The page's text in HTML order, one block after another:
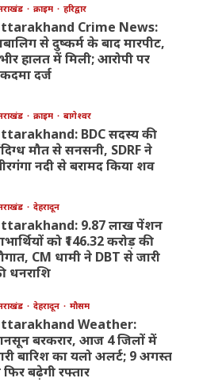
क्राइम हरिद्वार
Crime News:
से दुष्कर्म के बाद मारपीट,
हालत में मिली; आरोपी पर
दर्ज
क्राइम बागेश्वर
BDC सदस्य की
मौत से सनसनी, SDRF ने
नदी से बरामद किया शव
देहरादून
9.87 लाख पेंशन
को ₹146.32 करोड़ की
CM धामी ने DBT से जारी
धनराशि
देहरादून मौसम
Weather:
बरकरार, आज 4 जिलों में
बारिश का यलो अलर्ट; 9 अगस्त
बढ़ेगी रफ्तार